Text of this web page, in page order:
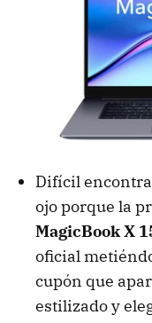
Difícil
ojo porque la
MagicBook X
oficial
cupón que
estilizado y